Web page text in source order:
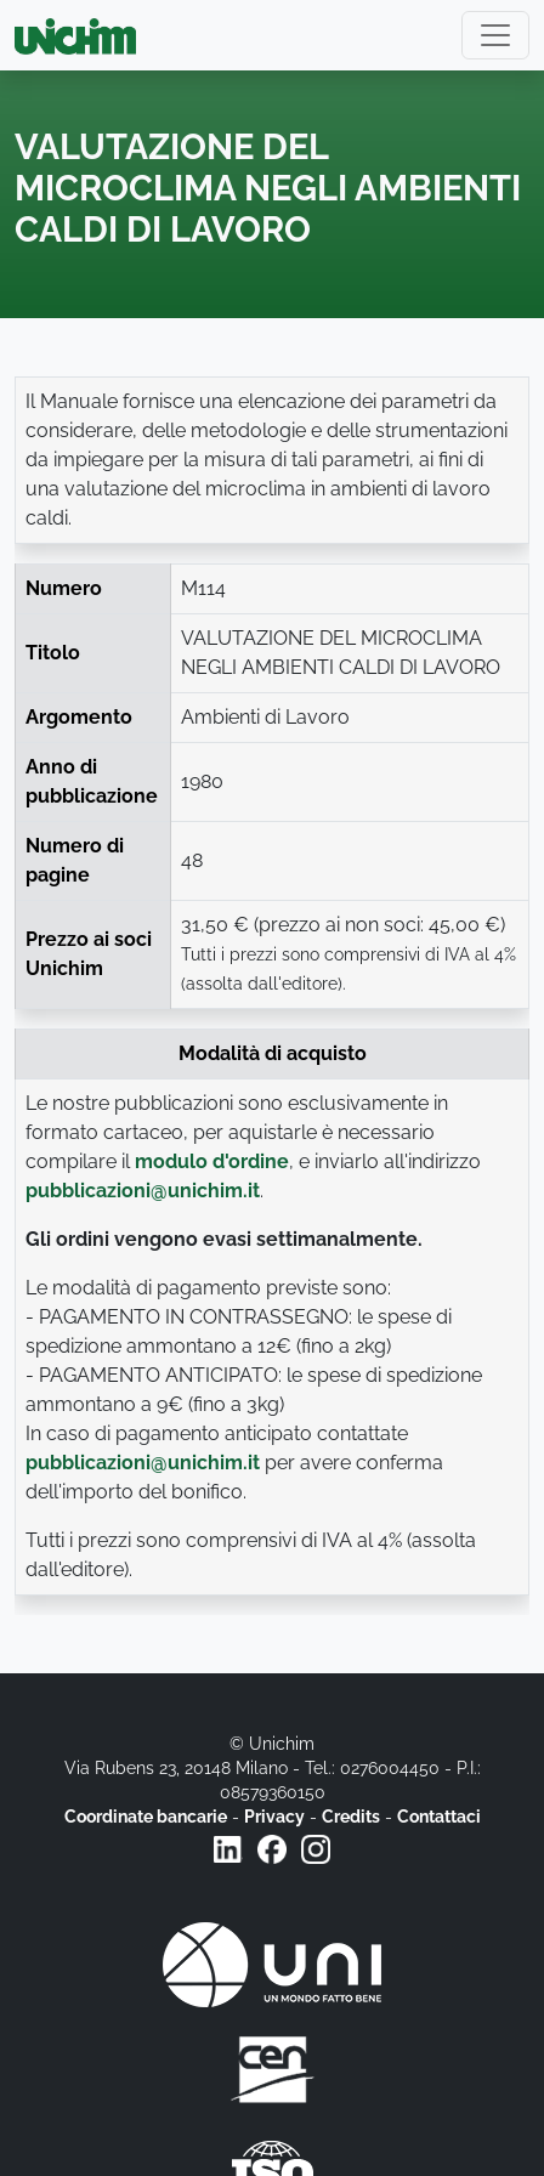
VALUTAZIONE DEL
MICROCLIMA NEGLI AMBIENTI
CALDI DI LAVORO
Il Manuale fornisce una elencazione dei parametri da
considerare, delle metodologie e delle strumentazioni
da impiegare per la misura di tali parametri, ai fini di
una valutazione del microclima in ambienti di lavoro
caldi.
Numero M114
Titolo
VALUTAZIONE DEL MICROCLIMA
NEGLI AMBIENTI CALDI DI LAVORO
Argomento Ambienti di Lavoro
Anno di
pubblicazione
1980
Numero di
pagine
48
Prezzo ai soci
Unichim
31,50 € (prezzo ai non soci: 45,00 €)
Tutti i prezzi sono comprensivi di IVA al 4%
(assolta dall'editore).
Modalità di acquisto
Le nostre pubblicazioni sono esclusivamente in
formato cartaceo, per aquistarle è necessario
compilare il modulo d'ordine, e inviarlo all'indirizzo
pubblicazioni@unichim.it.
Gli ordini vengono evasi settimanalmente.
Le modalità di pagamento previste sono:
- PAGAMENTO IN CONTRASSEGNO: le spese di
spedizione ammontano a 12€ (fino a 2kg)
- PAGAMENTO ANTICIPATO: le spese di spedizione
ammontano a 9€ (fino a 3kg)
In caso di pagamento anticipato contattate
pubblicazioni@unichim.it per avere conferma
dell'importo del bonifico.
Tutti i prezzi sono comprensivi di IVA al 4% (assolta
dall'editore).
© Unichim
Via Rubens 23, 20148 Milano - Tel.: 0276004450 - P.I.:
08579360150
Coordinate bancarie- Privacy- Credits- Contattaci